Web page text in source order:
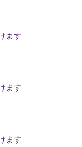
ます
ます
ます